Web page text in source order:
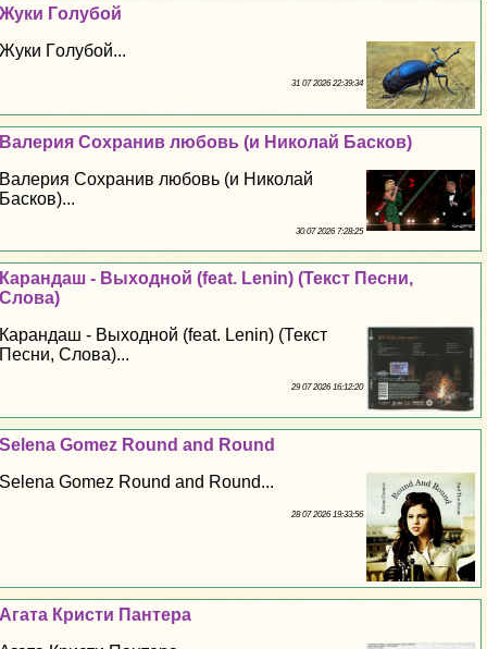
Жуки Гoлyбой
Жуки Гoлyбой...
31 07 2026 22:39:34
Валерия Сохранив любовь (и Николай Басков)
Валерия Сохранив любовь (и Николай
Басков)...
30 07 2026 7:28:25
Карандаш - Выходной (feat. Lenin) (Текст Песни,
Слова)
Карандаш - Выходной (feat. Lenin) (Текст
Песни, Слова)...
29 07 2026 16:12:20
Selena Gomez Round and Round
Selena Gomez Round and Round...
28 07 2026 19:33:56
Агата Кристи Пантера